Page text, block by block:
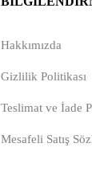
Hakkımızda
Gizlilik Politikası
Teslimat ve İade
Mesafeli Satış